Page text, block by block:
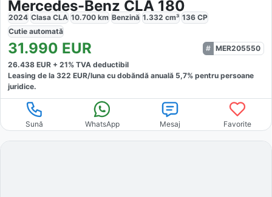
Mercedes-Benz CLA 180
2024 Clasa CLA 10.700 km Benzină 1.332 cm³ 136 CP
Cutie automată
31.990 EUR
MER205550
26.438 EUR + 21% TVA deductibil
Leasing de la 322 EUR/luna cu dobăndă anuală 5,7% pentru persoane
juridice.
Sună WhatsApp Mesaj Favorite